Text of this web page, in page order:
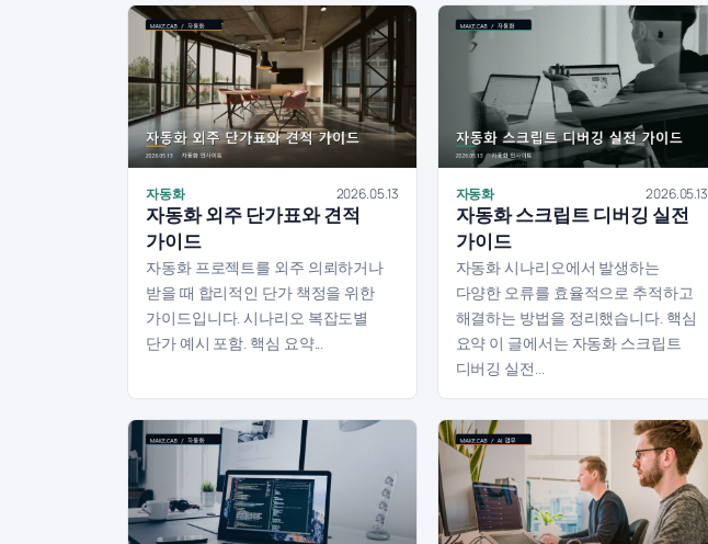
자동화 2026.05.13
자동화 외주 단가표와 견적
가이드
자동화 프로젝트를 외주 의뢰하거나
받을 때 합리적인 단가 책정을 위한
가이드입니다. 시나리오 복잡도별
단가 예시 포함. 핵심 요약...
자동화 2026.05.13
자동화 스크립트 디버깅 실전
가이드
자동화 시나리오에서 발생하는
다양한 오류를 효율적으로 추적하고
해결하는 방법을 정리했습니다. 핵심
요약 이 글에서는 자동화 스크립트
디버깅 실전...